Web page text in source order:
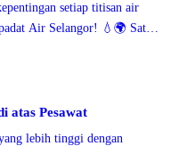
setiap titisan air
Air Selangor! 💧🌍 Satu
atas Pesawat
lebih tinggi dengan